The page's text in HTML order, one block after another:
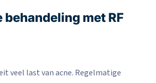
met RF
veel last van acne. Regelmatige